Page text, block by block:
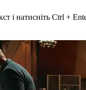
і натисніть Ctrl +